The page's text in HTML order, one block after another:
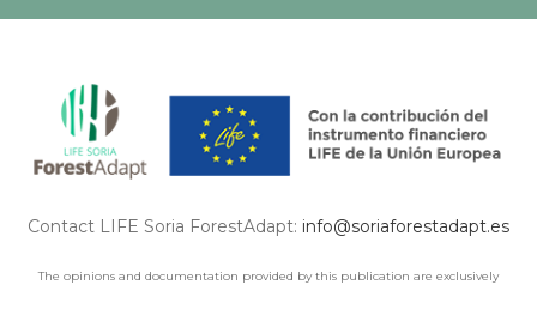
Contact LIFE Soria ForestAdapt: info@soriaforestadapt.es
The opinions and documentation provided by this publication are exclusively